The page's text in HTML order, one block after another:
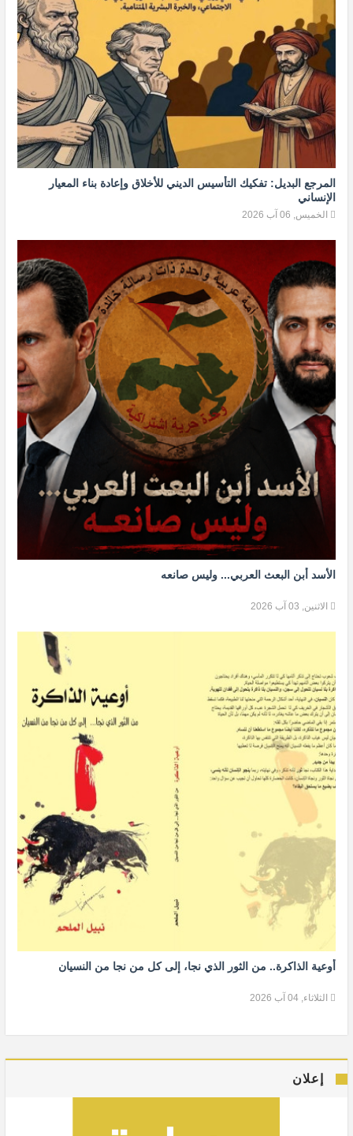
المرجع البديل: تفكيك التأسيس الديني للأخلاق وإعادة بناء المعيار
الإنساني
الخميس, 06 آب 2026
الأسد أبن البعث العربي... وليس صانعه
الاثنين, 03 آب 2026
أوعية الذاكرة.. من الثور الذي نجا، إلى كل من نجا من النسيان
الثلاثاء, 04 آب 2026
إعلان